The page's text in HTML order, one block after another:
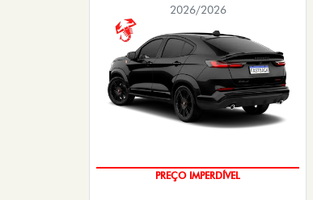
2026/2026
TAXA ZERO